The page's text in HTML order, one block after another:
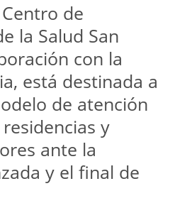
de
la Salud San
con la
está destinada a
de atención
y
ante la
y el final de